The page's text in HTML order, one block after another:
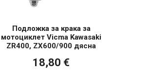
Подложка за крака за
мотоциклет Vicma Kawasaki
ZR400, ZX600/900 дясна
18,80 €